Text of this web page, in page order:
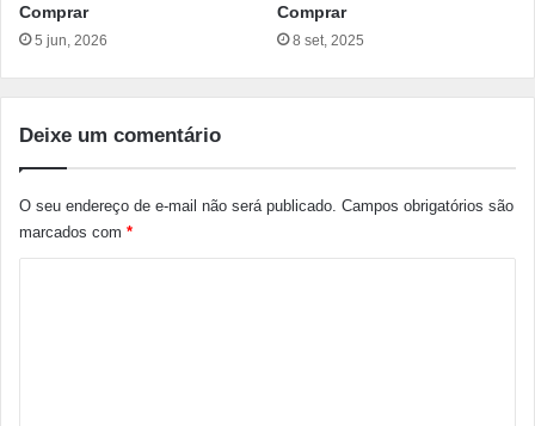
Comprar
5 jun, 2026
Comprar
8 set, 2025
Deixe um comentário
O seu endereço de e-mail não será publicado. Campos obrigatórios são
marcados com *